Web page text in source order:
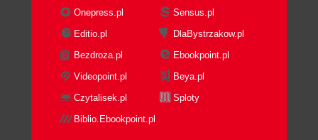
Persony użytkowników
Tworzenie person
Rozpoznawanie i wyrażanie
wartości klienta
Funkcjonalne elementy
wartości
Onepress.pl
Sensus.pl
Editio.pl
DlaBystrzakow.pl
Bezdroza.pl
Ebookpoint.pl
Videopoint.pl
Beya.pl
Czytalisek.pl
Sploty
Biblio.Ebookpoint.pl